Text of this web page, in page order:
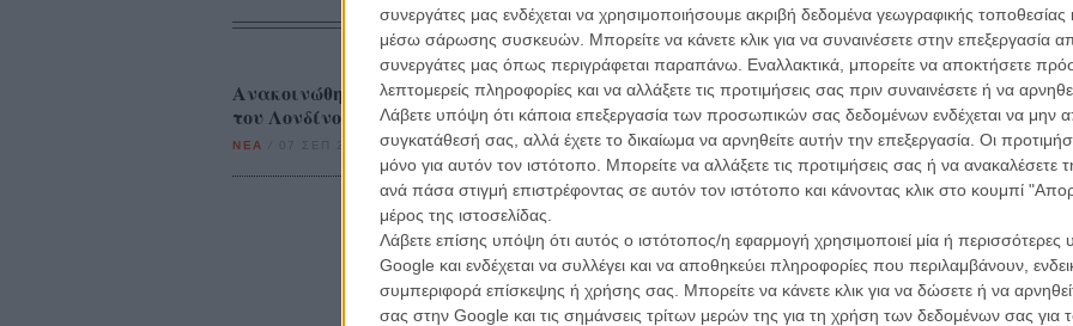
συνεργάτες μας ενδέχεται να χρησιμοποιήσουμε ακριβή δεδομένα γεωγραφικής τοποθεσίας
μέσω σάρωσης συσκευών. Μπορείτε να κάνετε κλικ για να συναινέσετε στην επεξεργασία
συνεργάτες μας όπως περιγράφεται παραπάνω. Εναλλακτικά, μπορείτε να αποκτήσετε
λεπτομερείς πληροφορίες και να αλλάξετε τις προτιμήσεις σας πριν συναινέσετε ή να
Λάβετε υπόψη ότι κάποια επεξεργασία των προσωπικών σας δεδομένων ενδέχεται να μην
συγκατάθεσή σας, αλλά έχετε το δικαίωμα να αρνηθείτε αυτήν την επεξεργασία. Οι
μόνο για αυτόν τον ιστότοπο. Μπορείτε να αλλάξετε τις προτιμήσεις σας ή να ανακαλέσετε
ανά πάσα στιγμή επιστρέφοντας σε αυτόν τον ιστότοπο και κάνοντας κλικ στο κουμπί
μέρος της ιστοσελίδας.
Λάβετε επίσης υπόψη ότι αυτός ο ιστότοπος/η εφαρμογή χρησιμοποιεί μία ή περισσότερες
Google και ενδέχεται να συλλέγει και να αποθηκεύει πληροφορίες που περιλαμβάνουν,
συμπεριφορά επίσκεψης ή χρήσης σας. Μπορείτε να κάνετε κλικ για να δώσετε ή να
σας στην Google και τις σημάνσεις τρίτων μερών της για τη χρήση των δεδομένων σας
ΑΡΘΡΑ
Ανακοινώθηκε το πρόγραμμα του 55ου Διεθνούς Φεστιβάλ Κινηματογράφου
του Λονδίνου
ΝΕΑ 07 ΣΕΠ 2011 / Μανώλης Κρανάκης
Βιμ
Εγγράψου